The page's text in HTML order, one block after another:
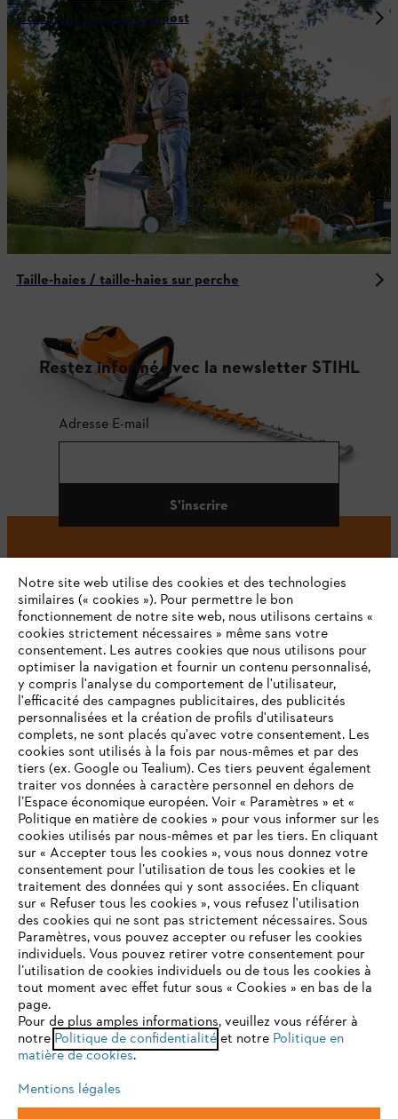
Comment faire un compost
Taille-haies / taille-haies sur perche
Restez informé avec la newsletter STIHL
Adresse E-mail
S'inscrire
#STIHL
L'Entreprise
STIHL FAQ
Contact
Politique de protection des données
Mentions légales Utilisation des cookies
VOTRE NAVIGATEUR INTERNET
N'EST PLUS PRIS EN CHARGE
Vous utilisez un navigateur Internet que nous ne prenons plus
en charge, et certaines fonctionnalités de notre site ne
peuvent fonctionner correctement. Pour une utilisation
optimale de notre site, nous vous recommandons de passer à
l'un des navigateurs suivants :
firefox chrome
Notre site web utilise des cookies et des technologies
similaires (« cookies »). Pour permettre le bon
fonctionnement de notre site web, nous utilisons certains «
cookies strictement nécessaires » même sans votre
consentement. Les autres cookies que nous utilisons pour
optimiser la navigation et fournir un contenu personnalisé,
y compris l'analyse du comportement de l'utilisateur,
l'efficacité des campagnes publicitaires, des publicités
personnalisées et la création de profils d'utilisateurs
complets, ne sont placés qu'avec votre consentement. Les
cookies sont utilisés à la fois par nous-mêmes et par des
tiers (ex. Google ou Tealium). Ces tiers peuvent également
traiter vos données à caractère personnel en dehors de
l’Espace économique européen. Voir « Paramètres » et «
Politique en matière de cookies » pour vous informer sur les
cookies utilisés par nous-mêmes et par les tiers. En cliquant
sur « Accepter tous les cookies », vous nous donnez votre
consentement pour l’utilisation de tous les cookies et le
traitement des données qui y sont associées. En cliquant
sur « Refuser tous les cookies », vous refusez l'utilisation
des cookies qui ne sont pas strictement nécessaires. Sous
Paramètres, vous pouvez accepter ou refuser les cookies
individuels. Vous pouvez retirer votre consentement pour
l’utilisation de cookies individuels ou de tous les cookies à
tout moment avec effet futur sous « Cookies » en bas de la
page.
Pour de plus amples informations, veuillez vous référer à
notre Politique de confidentialitéet notre Politique en
matière de cookies.
Mentions légales